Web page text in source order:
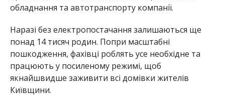
обладнання та автотранспорту компанії.
Наразі без електропостачання залишаються ще
понад 14 тисяч родин. Попри масштабні
пошкодження, фахівці роблять усе необхідне та
працюють у посиленому режимі, щоб
якнайшвидше заживити всі домівки жителів
Київщини.